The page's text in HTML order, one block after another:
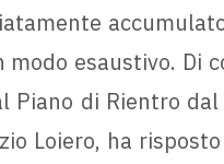
esaustivo. Di
Piano di Rientro
Loiero, ha